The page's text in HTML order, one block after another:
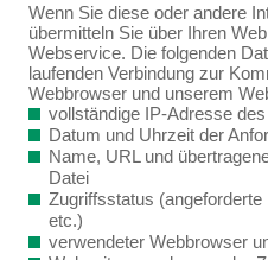
Wenn Sie diese oder andere
übermitteln Sie über Ihren
Webservice. Die folgenden
laufenden Verbindung zur
Webbrowser und unserem
vollständige IP-Adresse
Datum und Uhrzeit der
Name, URL und
Datei
Zugriffsstatus
etc.)
verwendeter Webbrowser